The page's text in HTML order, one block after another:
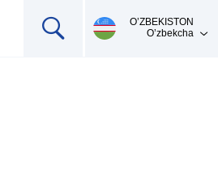
О’ZBEKISTON
O’zbekcha